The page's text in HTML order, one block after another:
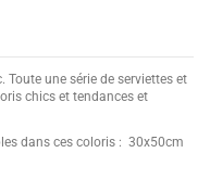
Toute une série de serviettes et
chics et tendances et
dans ces coloris : 30x50cm